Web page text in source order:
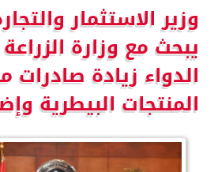
وزير الاستثمار
يبحث مع وزارة
الدواء زيادة
المنتجات البيطرية